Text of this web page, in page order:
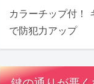
カラーチップ付！
で防犯力アップ